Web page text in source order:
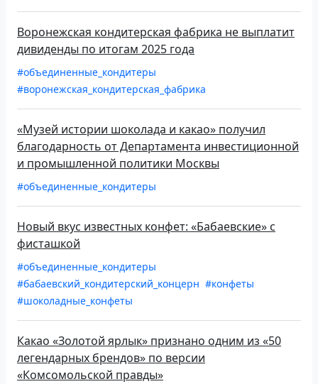
Воронежская кондитерская фабрика не выплатит
дивиденды по итогам 2025 года
#объединенные_кондитеры
#воронежская_кондитерская_фабрика
«Музей истории шоколада и какао» получил
благодарность от Департамента инвестиционной
и промышленной политики Москвы
#объединенные_кондитеры
Новый вкус известных конфет: «Бабаевские» с
фисташкой
#объединенные_кондитеры
#бабаевский_кондитерский_концерн #конфеты
#шоколадные_конфеты
Какао «Золотой ярлык» признано одним из «50
легендарных брендов» по версии
«Комсомольской правды»